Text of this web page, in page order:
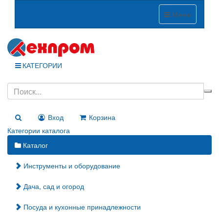
Меню
КАТЕГОРИИ
Вход
Корзина
Категории каталога
Каталог
Инструменты и оборудование
Дача, сад и огород
Посуда и кухонные принадлежности